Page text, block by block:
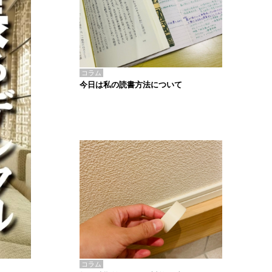
コラム
今日は私の読書方法について
コラム